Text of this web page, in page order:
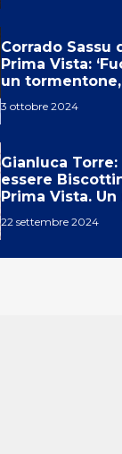
Corrado Sassu
Prima Vista:
un
3 ottobre 2024
Gianluca Torre:
essere
Prima Vista.
22 settembre 2024